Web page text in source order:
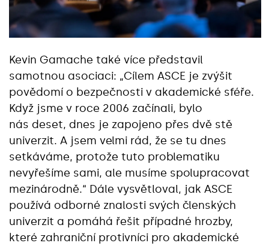
Kevin Gamache také více představil
samotnou asociaci: „Cílem ASCE je zvýšit
povědomí o bezpečnosti v akademické sféře.
Když jsme v roce 2006 začínali, bylo
nás deset, dnes je zapojeno přes dvě stě
univerzit. A jsem velmi rád, že se tu dnes
setkáváme, protože tuto problematiku
nevyřešíme sami, ale musíme spolupracovat
mezinárodně.“ Dále vysvětloval, jak ASCE
používá odborné znalosti svých členských
univerzit a pomáhá řešit případné hrozby,
které zahraniční protivníci pro akademické